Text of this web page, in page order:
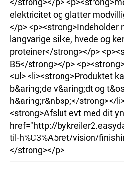
</strong></p>
elektricitet og glatter
</p> <p><strong>Indeholder
langvarige silke, hvede og
proteiner</strong></p>
B5</strong></p>
<ul> <li><strong>Produktet
b&aring;de v&aring;dt og
h&aring;r&nbsp;</strong></
<strong>Afslut evt med dit
href="http://
til-h%C3%A5ret/vision/
</strong></p>